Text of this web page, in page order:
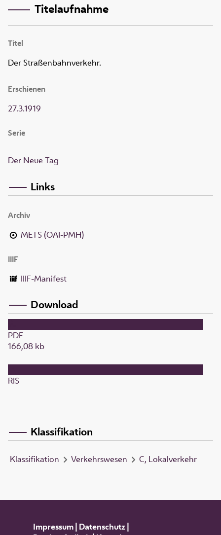
Titelaufnahme
Titel
Der Straßenbahnverkehr.
Erschienen
27.3.1919
Serie
Der Neue Tag
Links
Archiv
METS (OAI-PMH)
IIIF
IIIF-Manifest
Download
PDF
166,08 kb
RIS
Klassifikation
Klassifikation Verkehrswesen C, Lokalverkehr
Impressum| Datenschutz|